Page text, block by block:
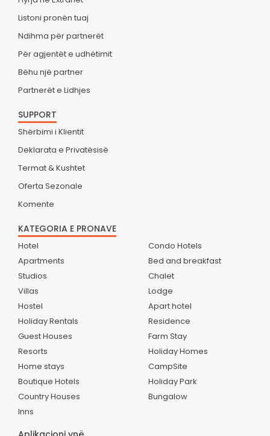
Listoni pronën tuaj
Ndihma për partnerët
Për agjentët e udhëtimit
Bëhu një partner
Partnerët e Lidhjes
SUPPORT
Shërbimi i Klientit
Deklarata e Privatësisë
Termat & Kushtet
Oferta Sezonale
Komente
KATEGORIA E PRONAVE
Hotel
Apartments
Studios
Villas
Hostel
Holiday Rentals
Guest Houses
Resorts
Home stays
Boutique Hotels
Country Houses
Inns
Condo Hotels
Bed and breakfast
Chalet
Lodge
Apart hotel
Residence
Farm Stay
Holiday Homes
CampSite
Holiday Park
Bungalow